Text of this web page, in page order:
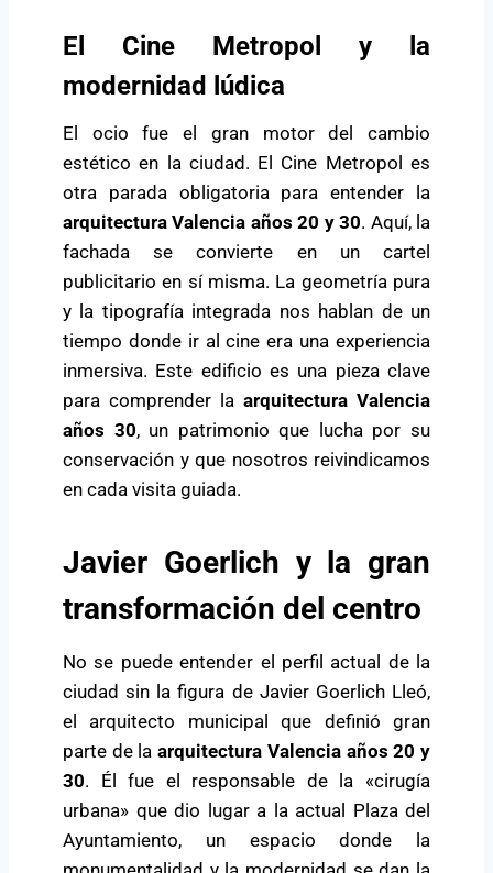
El Cine Metropol y la
modernidad lúdica
El ocio fue el gran motor del cambio
estético en la ciudad. El Cine Metropol es
otra parada obligatoria para entender la
arquitectura Valencia años 20 y 30. Aquí, la
fachada se convierte en un cartel
publicitario en sí misma. La geometría pura
y la tipografía integrada nos hablan de un
tiempo donde ir al cine era una experiencia
inmersiva. Este edificio es una pieza clave
para comprender la arquitectura Valencia
años 30, un patrimonio que lucha por su
conservación y que nosotros reivindicamos
en cada visita guiada.
Javier Goerlich y la gran
transformación del centro
No se puede entender el perfil actual de la
ciudad sin la figura de Javier Goerlich Lleó,
el arquitecto municipal que definió gran
parte de laarquitectura Valencia años 20 y
30. Él fue el responsable de la «cirugía
urbana» que dio lugar a la actual Plaza del
Ayuntamiento, un espacio donde la